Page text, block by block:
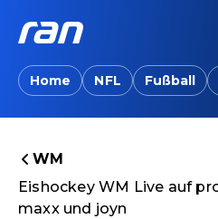
Home NFL Fußball
WM
Eishockey WM Live auf
maxx und joyn